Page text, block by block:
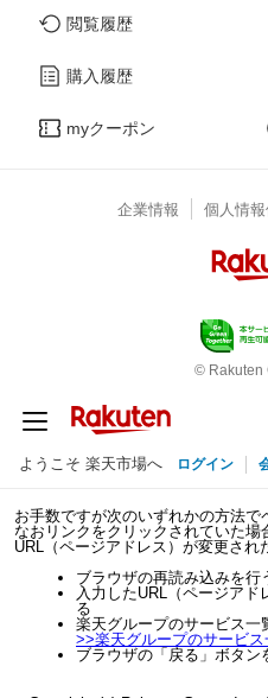
閲覧履歴
購入履歴
myクーポン
企業情報 個人情
© Rakuten
ようこそ 楽天市場へ ログイン
お手数ですが次のいずれかの方法で
なおリンクをクリックされていた
URL（ページアドレス）が変更され
ブラウザの再読み込みを行
入力したURL（ページア
る
楽天グループのサービス一
>>楽天グループのサービス
ブラウザの「戻る」ボタン